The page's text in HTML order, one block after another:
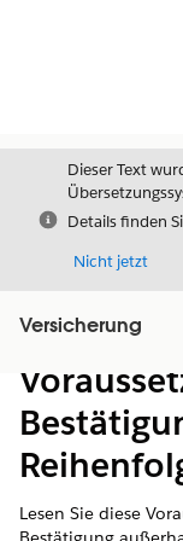
Schließen
Dieser Text
Details finden
Nicht jetzt
Versicherung
Inhalt
Inhalt
Lesen Sie diese